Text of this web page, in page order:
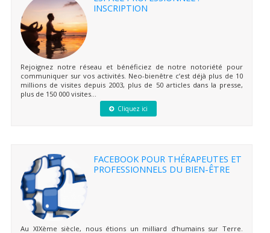
INSCRIPTION
Rejoignez notre réseau et bénéficiez de notre notoriété pour
communiquer sur vos activités. Neo-bienêtre c’est déjà plus de 10
millions de visites depuis 2003, plus de 50 articles dans la presse,
plus de 150 000 visites...
Cliquez ici
FACEBOOK POUR THÉRAPEUTES ET
PROFESSIONNELS DU BIEN-ÊTRE
Au XIXème siècle, nous étions un milliard d’humains sur Terre.